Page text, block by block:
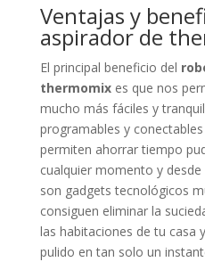
Ventajas y
aspirador de
El principal beneficio del
thermomixes que nos
mucho más fáciles y
programables y
permiten ahorrar tiempo
cualquier momento y
son gadgets tecnológicos
consiguen eliminar la
las habitaciones de tu casa
pulido en tan solo un